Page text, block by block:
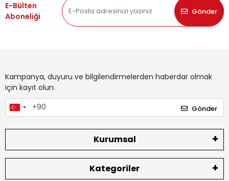
E-Bülten
Aboneliği
Gönder
Kampanya, duyuru ve bilgilendirmelerden haberdar olmak
için kayıt olun.
Gönder
Kurumsal
Kategoriler